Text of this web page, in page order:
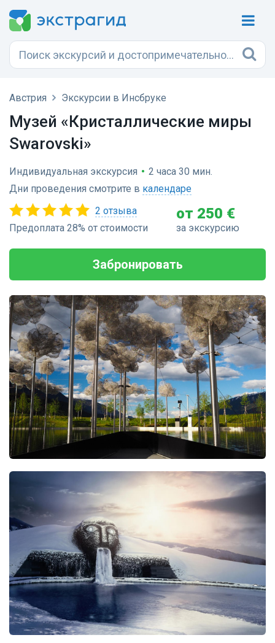
Австрия Экскурсии в Инсбруке
Музей «Кристаллические миры
Swarovski»
Индивидуальная экскурсия • 2 часа 30 мин.
Дни проведения смотрите в календаре
2 отзыва
Предоплата 28% от стоимости
от 250 €
за экскурсию
Забронировать